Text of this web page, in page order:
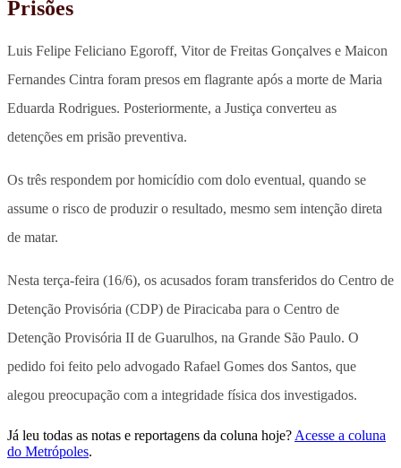
Prisões
Luis Felipe Feliciano Egoroff, Vitor de Freitas Gonçalves e Maicon
Fernandes Cintra foram presos em flagrante após a morte de Maria
Eduarda Rodrigues. Posteriormente, a Justiça converteu as
detenções em prisão preventiva.
Os três respondem por homicídio com dolo eventual, quando se
assume o risco de produzir o resultado, mesmo sem intenção direta
de matar.
Nesta terça-feira (16/6), os acusados foram transferidos do Centro de
Detenção Provisória (CDP) de Piracicaba para o Centro de
Detenção Provisória II de Guarulhos, na Grande São Paulo. O
pedido foi feito pelo advogado Rafael Gomes dos Santos, que
alegou preocupação com a integridade física dos investigados.
Já leu todas as notas e reportagens da coluna hoje? Acesse a coluna
do Metrópoles.